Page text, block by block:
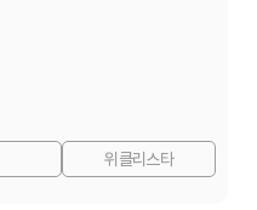
위클리스타